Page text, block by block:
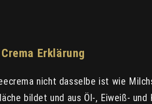
Crema Erklärung
nicht dasselbe ist wie
bildet und aus Öl-, Eiweiß-